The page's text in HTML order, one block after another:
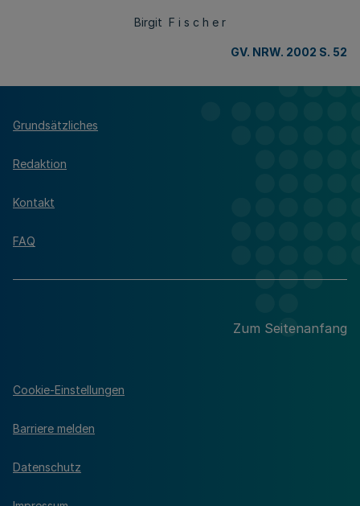
Birgit F i s c h e r
GV. NRW. 2002 S. 52
Grundsätzliches
Redaktion
Kontakt
FAQ
Zum Seitenanfang
Cookie-Einstellungen
Barriere melden
Datenschutz